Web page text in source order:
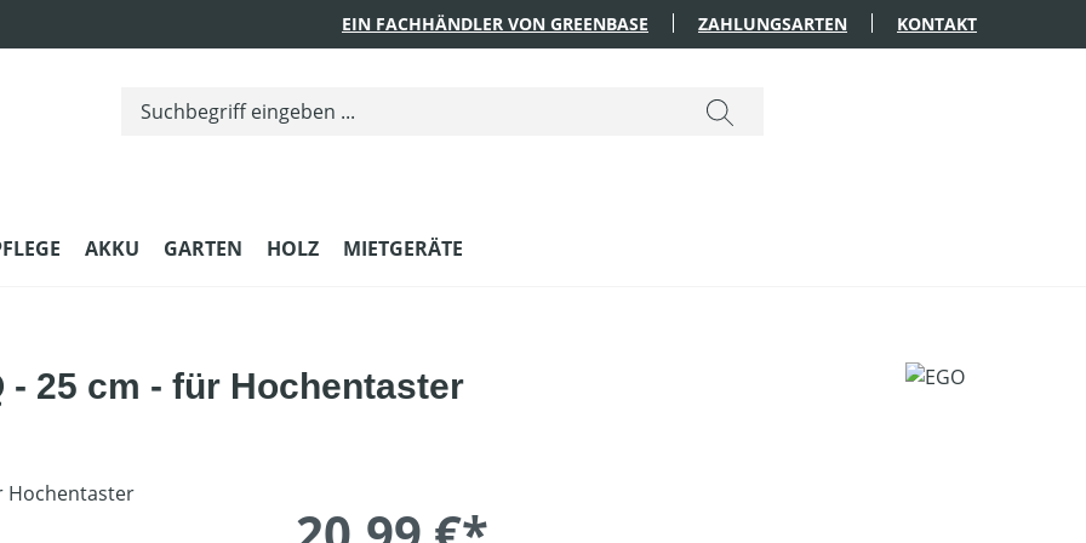
EIN FACHHÄNDLER VON GREENBASE ZAHLUNGSARTEN KONTAKT
AKKU GARTEN HOLZ MIETGERÄTE
- 25 cm - für Hochentaster